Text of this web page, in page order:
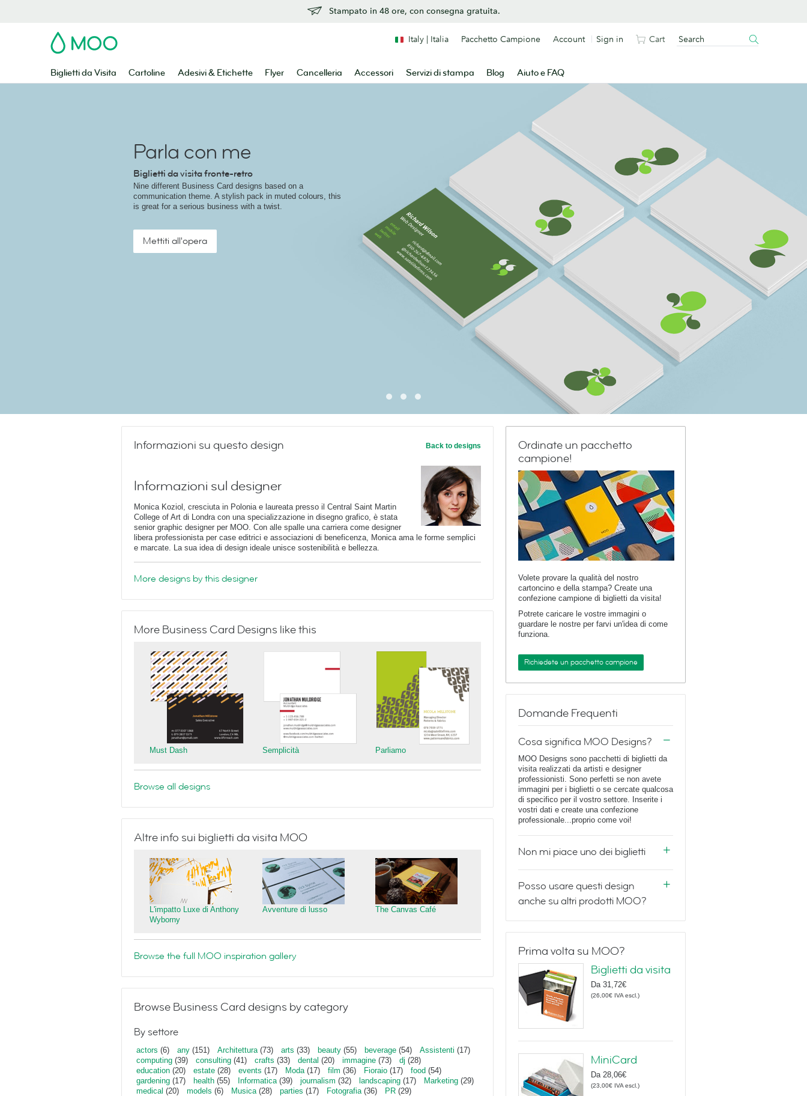
Stampato in 48 ore, con consegna gratuita.
MOO
Biglietti da Visita Cartoline Adesivi & Etichette Flyer Cancelleria Accessori Servizi di stampa Blog Aiuto e FAQ
Italy | Italia Pacchetto Campione Account Sign in Cart
Parla con me
Biglietti da visita fronte-retro
Nine different Business Card designs based on a
communication theme. A stylish pack in muted colours, this
is great for a serious business with a twist.
Mettiti all'opera
Informazioni su questo design Back to designs
Informazioni sul designer
Monica Koziol, cresciuta in Polonia e laureata presso il Central Saint Martin
College of Art di Londra con una specializzazione in disegno grafico, è stata
senior graphic designer per MOO. Con alle spalle una carriera come designer
libera professionista per case editrici e associazioni di beneficenza, Monica ama le forme semplici
e marcate. La sua idea di design ideale unisce sostenibilità e bellezza.
More designs by this designer
More Business Card Designs like this
Must Dash Semplicità Parliamo
Browse all designs
Altre info sui biglietti da visita MOO
L'impatto Luxe di Anthony
Wyborny
Avventure di lusso The Canvas Café
Browse the full MOO inspiration gallery
Browse Business Card designs by category
By settore
actors (6) any (151) Architettura(73) arts (33) beauty (55) beverage (54) Assistenti (17)
computing (39) consulting (41) crafts (33) dental (20) immagine (73) dj (28)
education (20) estate (28) events (17) Moda(17) film (36) Fioraio (17) food (54)
gardening (17) health (55) Informatica(39) journalism (32) landscaping (17) Marketing (29)
medical (20) models (6) Musica (28) parties (17) Fotografia(36) PR (29)
Ordinate un pacchetto
campione!
Volete provare la qualità del nostro
cartoncino e della stampa? Create una
confezione campione di biglietti da visita!
Potrete caricare le vostre immagini o
guardare le nostre per farvi un'idea di come
funziona.
Richiedete un pacchetto campione
Domande Frequenti
Cosa significa MOO Designs?
MOO Designs sono pacchetti di biglietti da
visita realizzati da artisti e designer
professionisti. Sono perfetti se non avete
immagini per i biglietti o se cercate qualcosa
di specifico per il vostro settore. Inserite i
vostri dati e create una confezione
professionale...proprio come voi!
Non mi piace uno dei biglietti
Posso usare questi design
anche su altri prodotti MOO?
Prima volta su MOO?
Biglietti da visita
Da 31,72€
(26,00€ IVA escl. )
MiniCard
Da 28,06€
(23,00€ IVA escl. )